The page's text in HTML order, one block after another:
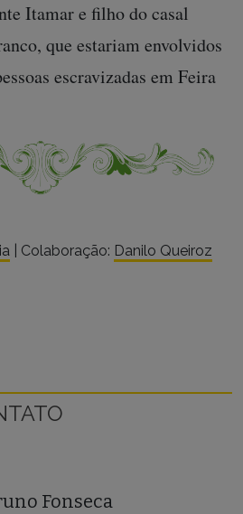
Itamar e filho do casal
que estariam envolvidos
escravizadas em Feira
| Colaboração: Danilo Queiroz
Fonseca